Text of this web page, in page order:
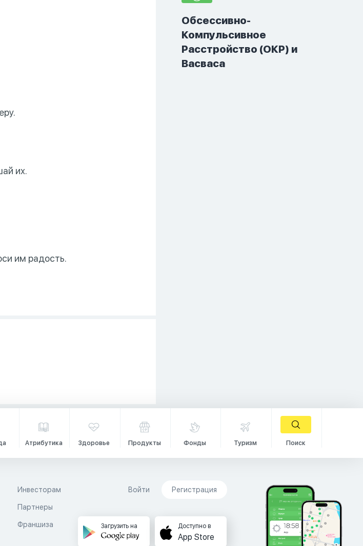
их.
им радость.
Обсессивно-
Компульсивное
Расстройство (ОКР) и
Васваса
Атрибутика Здоровье Продукты Фонды Туризм Поиск
Инвесторам
Партнеры
Франшиза
Войти Регистрация
Загрузить на Доступно в
App Store